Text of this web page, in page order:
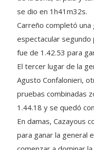
Carreño completó una
espectacular segundo
fue de 1.42.53 para
El tercer lugar de la
Agusto Confalonieri,
pruebas combinadas
1.44.18 y se quedó
En damas, Cazayous
para ganar la general
comenzar a dominar